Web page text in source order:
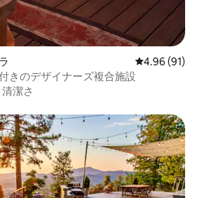
レビュー91
4.96 (91)
きのデザイナーズ複合施設
清潔さ
スです。